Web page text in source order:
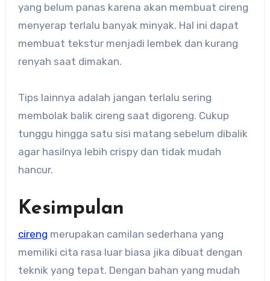
yang belum panas karena akan membuat cireng
menyerap terlalu banyak minyak. Hal ini dapat
membuat tekstur menjadi lembek dan kurang
renyah saat dimakan.
Tips lainnya adalah jangan terlalu sering
membolak balik cireng saat digoreng. Cukup
tunggu hingga satu sisi matang sebelum dibalik
agar hasilnya lebih crispy dan tidak mudah
hancur.
Kesimpulan
cireng merupakan camilan sederhana yang
memiliki cita rasa luar biasa jika dibuat dengan
teknik yang tepat. Dengan bahan yang mudah